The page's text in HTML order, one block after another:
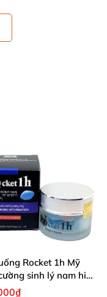
là sau tuổi 30.
phần tự
Rocket 1h Mỹ
sinh lý nam hiệu